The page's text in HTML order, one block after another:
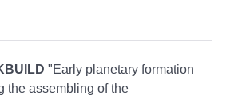
"Early planetary formation
the assembling of the